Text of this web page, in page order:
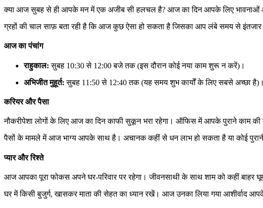
क्या आज सुबह से ही आपके मन में एक अजीब सी हलचल है? आज का दिन आपके लिए भावनाओं
ग्रहों की चाल साफ़ बता रही है कि आज कुछ ऐसा हो सकता है जिसका आप लंबे समय से
आज का पंचांग
राहुकाल: सुबह 10:30 से 12:00 बजे तक (इस दौरान कोई नया काम शुरू न करें)।
अभिजीत मुहूर्त: सुबह 11:50 से 12:40 तक (यह समय शुभ कार्यों के लिए सबसे अच्छा है)।
करियर और पैसा
नौकरीपेशा लोगों के लिए आज का दिन काफी सुकून भरा रहेगा। ऑफिस में आपके पुराने काम
पैसों के मामले में आज भाग्य आपके साथ है। अचानक कहीं से धन लाभ हो सकता है या कोई
प्यार और रिश्ते
आज आपका पूरा फोकस अपने घर-परिवार पर रहेगा। जीवनसाथी के साथ शाम को कहीं बाहर
घर में किसी बुजुर्ग, खासकर माता की सेहत का ध्यान रखें। आज उनका लिया गया आशीर्वाद